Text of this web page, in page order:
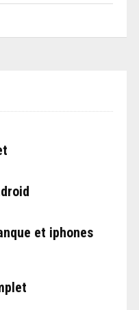
et iphones